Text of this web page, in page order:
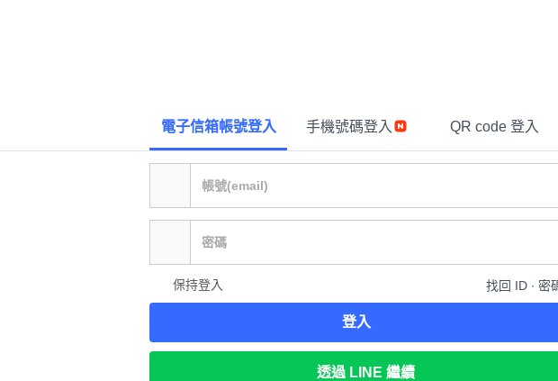
電子信箱帳號登入 手機號碼登入 QR code 登入
保持登入 找回 ID ∙ 密
登入
透過 LINE 繼續